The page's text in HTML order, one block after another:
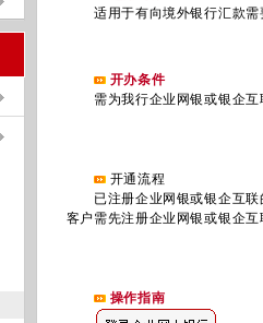
适用于有向境外银行汇款需
开办条件
需为我行企业网银或银企互
开通流程
已注册企业网银或银企互联
客户需先注册企业网银或银企互
操作指南